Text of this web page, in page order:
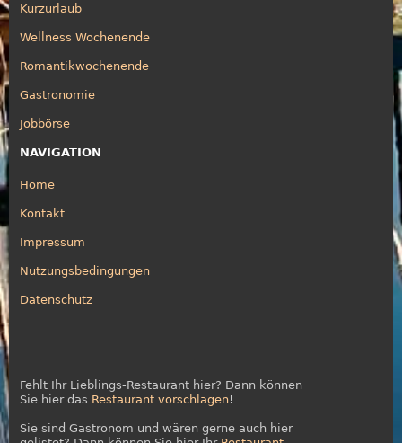
Kurzurlaub
Wellness Wochenende
Romantikwochenende
Gastronomie
Jobbörse
NAVIGATION
Home
Kontakt
Impressum
Nutzungsbedingungen
Datenschutz
Fehlt Ihr Lieblings-Restaurant hier? Dann können
Sie hier das Restaurant vorschlagen!
Sie sind Gastronom und wären gerne auch hier